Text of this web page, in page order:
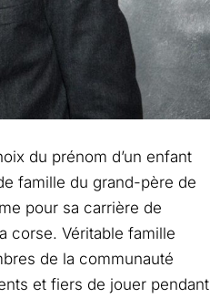
du prénom d’un enfant
famille du grand-père de
pour sa carrière de
corse. Véritable famille
de la communauté
et fiers de jouer pendant